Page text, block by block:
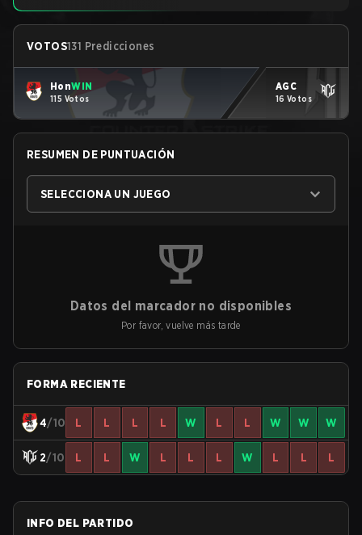
VOTOS131 Predicciones
HonWIN
115 Votos
AGC
16 Votos
RESUMEN DE PUNTUACIÓN
SELECCIONA UN JUEGO
Datos del marcador no disponibles
Por favor, vuelve más tarde
FORMA RECIENTE
4/10 L L L L W L L W W W
2/10 L L W L L L W L L L
INFO DEL PARTIDO